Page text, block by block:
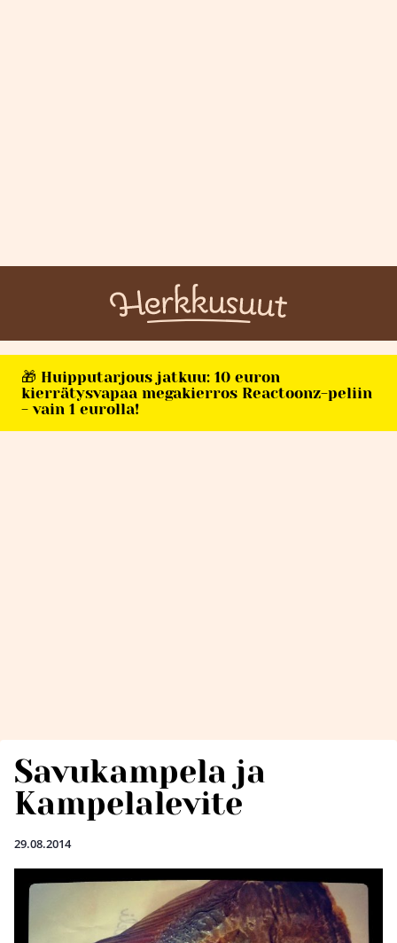
🎁 Huipputarjous jatkuu: 10 euron
kierrätysvapaa megakierros Reactoonz-peliin
- vain 1 eurolla!
Savukampela ja
Kampelalevite
29.08.2014